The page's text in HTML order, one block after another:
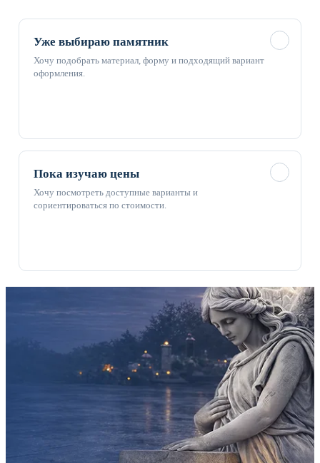
Уже выбираю памятник
Хочу подобрать материал, форму и подходящий вариант
оформления.
Пока изучаю цены
Хочу посмотреть доступные варианты и
сориентироваться по стоимости.